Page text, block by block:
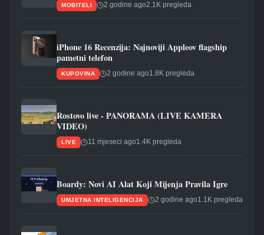
MOBITELI 2 godine ago2.1K pregleda
iPhone 16 Recenzija: Najnoviji Appleov flagship
pametni telefon
KUPOVINA 2 godine ago1.8K pregleda
Rostovo live - PANORAMA (LIVE KAMERA
VIDEO)
LIVE 11 mjeseci ago1.4K pregleda
Boardy: Novi AI Alat Koji Mijenja Pravila Igre
UMJETNA INTELIGENCIJA 2 godine ago1.1K pregleda